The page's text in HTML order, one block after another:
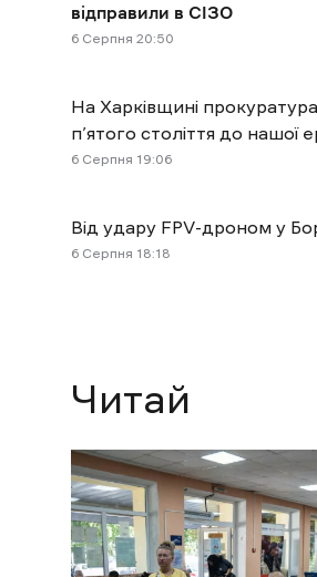
відправили в СІЗО
6 Cерпня 20:50
На Харківщині
п’ятого століття до нашої
6 Cерпня 19:06
Від удару FPV-дроном у
6 Cерпня 18:18
Читай